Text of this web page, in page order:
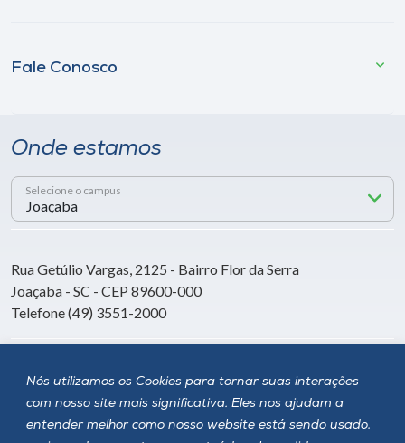
Nós utilizamos os Cookies para tornar suas interações
com nosso site mais significativa. Eles nos ajudam a
entender melhor como nosso website está sendo usado,
Fale Conosco
Onde estamos
Selecione o campus
Rua Getúlio Vargas, 2125 - Bairro Flor da Serra
Joaçaba - SC - CEP 89600-000
Telefone (49) 3551-2000
Siga a Unoesc